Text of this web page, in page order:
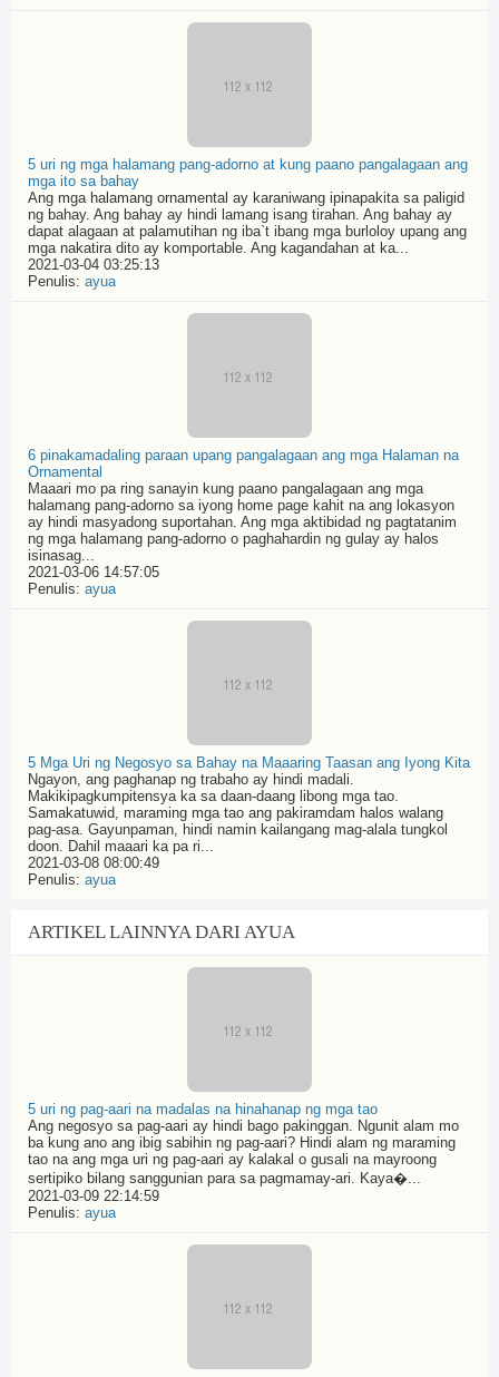
5 uri ng mga halamang pang-adorno at kung paano pangalagaan ang
mga ito sa bahay
Ang mga halamang ornamental ay karaniwang ipinapakita sa paligid
ng bahay. Ang bahay ay hindi lamang isang tirahan. Ang bahay ay
dapat alagaan at palamutihan ng iba`t ibang mga burloloy upang ang
mga nakatira dito ay komportable. Ang kagandahan at ka...
2021-03-04 03:25:13
Penulis: ayua
6 pinakamadaling paraan upang pangalagaan ang mga Halaman na
Ornamental
Maaari mo pa ring sanayin kung paano pangalagaan ang mga
halamang pang-adorno sa iyong home page kahit na ang lokasyon
ay hindi masyadong suportahan. Ang mga aktibidad ng pagtatanim
ng mga halamang pang-adorno o paghahardin ng gulay ay halos
isinasag...
2021-03-06 14:57:05
Penulis: ayua
5 Mga Uri ng Negosyo sa Bahay na Maaaring Taasan ang Iyong Kita
Ngayon, ang paghanap ng trabaho ay hindi madali.
Makikipagkumpitensya ka sa daan-daang libong mga tao.
Samakatuwid, maraming mga tao ang pakiramdam halos walang
pag-asa. Gayunpaman, hindi namin kailangang mag-alala tungkol
doon. Dahil maaari ka pa ri...
2021-03-08 08:00:49
Penulis: ayua
ARTIKEL LAINNYA DARI AYUA
5 uri ng pag-aari na madalas na hinahanap ng mga tao
Ang negosyo sa pag-aari ay hindi bago pakinggan. Ngunit alam mo
ba kung ano ang ibig sabihin ng pag-aari? Hindi alam ng maraming
tao na ang mga uri ng pag-aari ay kalakal o gusali na mayroong
sertipiko bilang sanggunian para sa pagmamay-ari. Kaya�...
2021-03-09 22:14:59
Penulis: ayua